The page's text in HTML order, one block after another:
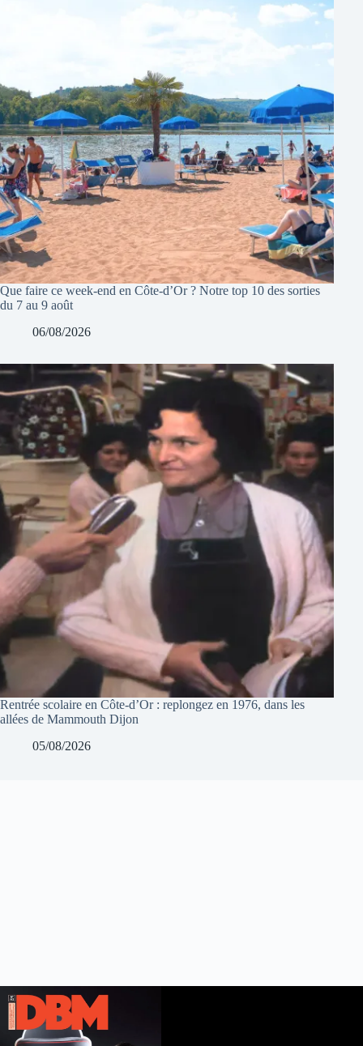
Que faire ce week-end en Côte-d’Or ? Notre top 10 des sorties
du 7 au 9 août
06/08/2026
Rentrée scolaire en Côte-d’Or : replongez en 1976, dans les
allées de Mammouth Dijon
05/08/2026